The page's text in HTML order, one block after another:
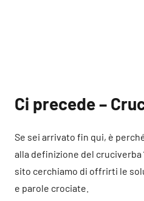
Ci precede –
Se sei arrivato fin qui, è
alla definizione del cruciverba
sito cerchiamo di offrirti le
e parole crociate.